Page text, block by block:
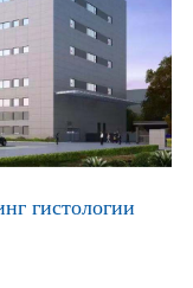
гистологии